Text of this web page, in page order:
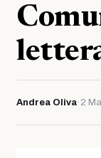
Andrea Oliva· 2